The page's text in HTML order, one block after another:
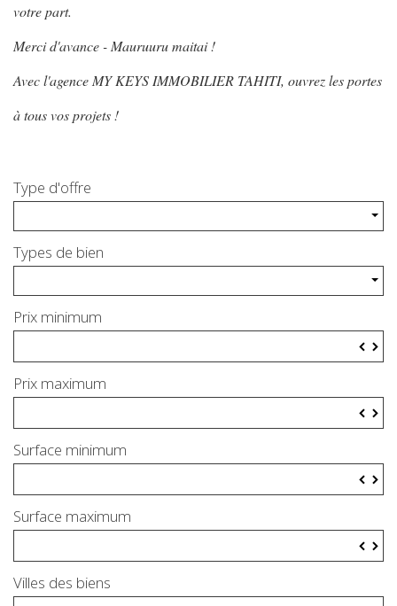
votre part.
Merci d'avance - Mauruuru maitai !
Avec l'agence MY KEYS IMMOBILIER TAHITI, ouvrez les portes
à tous vos projets !
Type d'offre
Types de bien
Prix minimum
▼
Prix maximum
▼
Surface minimum
▼
Surface maximum
▼
Villes des biens